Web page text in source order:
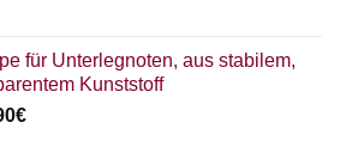
für Unterlegnoten, aus stabilem,
Kunststoff
€